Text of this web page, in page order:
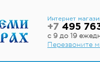
Интернет
+7 495
с 9 до 19
Перезвоните